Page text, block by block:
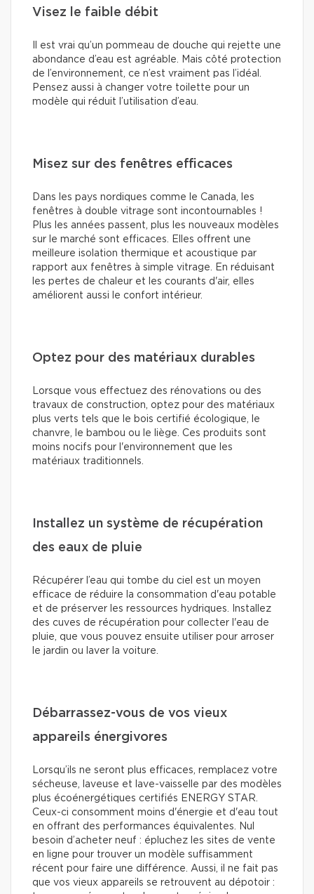
Visez le faible débit
Il est vrai qu’un pommeau de douche qui rejette une
abondance d’eau est agréable. Mais côté protection
de l’environnement, ce n’est vraiment pas l’idéal.
Pensez aussi à changer votre toilette pour un
modèle qui réduit l’utilisation d’eau.
Misez sur des fenêtres efficaces
Dans les pays nordiques comme le Canada, les
fenêtres à double vitrage sont incontournables !
Plus les années passent, plus les nouveaux modèles
sur le marché sont efficaces. Elles offrent une
meilleure isolation thermique et acoustique par
rapport aux fenêtres à simple vitrage. En réduisant
les pertes de chaleur et les courants d'air, elles
améliorent aussi le confort intérieur.
Optez pour des matériaux durables
Lorsque vous effectuez des rénovations ou des
travaux de construction, optez pour des matériaux
plus verts tels que le bois certifié écologique, le
chanvre, le bambou ou le liège. Ces produits sont
moins nocifs pour l'environnement que les
matériaux traditionnels.
Installez un système de récupération
des eaux de pluie
Récupérer l’eau qui tombe du ciel est un moyen
efficace de réduire la consommation d'eau potable
et de préserver les ressources hydriques. Installez
des cuves de récupération pour collecter l'eau de
pluie, que vous pouvez ensuite utiliser pour arroser
le jardin ou laver la voiture.
Débarrassez-vous de vos vieux
appareils énergivores
Lorsqu’ils ne seront plus efficaces, remplacez votre
sécheuse, laveuse et lave-vaisselle par des modèles
plus écoénergétiques certifiés ENERGY STAR.
Ceux-ci consomment moins d'énergie et d'eau tout
en offrant des performances équivalentes. Nul
besoin d’acheter neuf : épluchez les sites de vente
en ligne pour trouver un modèle suffisamment
récent pour faire une différence. Aussi, il ne fait pas
que vos vieux appareils se retrouvent au dépotoir :